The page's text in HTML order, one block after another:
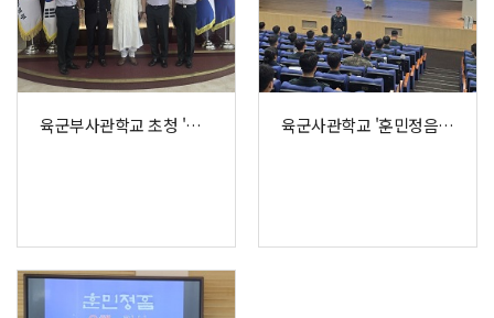
육군부사관학교 초청 '훈민정음' 특강 육군사관학교 '훈민정음과 대한민국' 특강